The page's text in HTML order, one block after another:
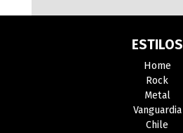
ESTILOS
Home
Rock
Metal
Vanguardia
Chile